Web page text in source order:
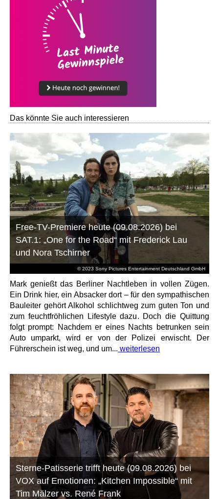
Das könnte Sie auch interessieren
© 2023 Sony Pictures Entertainment Deutschland GmbH
Free-TV-Premiere heute (09.08.2026) bei
SAT.1: „One for the Road“ mit Frederick Lau
und Nora Tschirner
Mark genießt das Berliner Nachtleben in vollen Zügen.
Ein Drink hier, ein Absacker dort – für den sympathischen
Bauleiter gehört Alkohol schlichtweg zum guten Ton und
zum feuchtfröhlichen Lifestyle dazu. Doch die Quittung
folgt prompt: Nachdem er eines Nachts betrunken sein
Auto umparkt, wird er von der Polizei erwischt. Der
Führerschein ist weg, und um... weiterlesen
Sterne-Patisserie trifft heute (09.08.2026) bei
VOX auf Emotionen: „Kitchen Impossible“ mit
Tim Mälzer vs. René Frank